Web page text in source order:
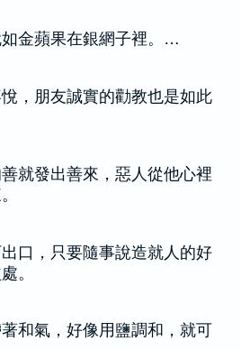
金蘋果在銀網子裡。…
，朋友誠實的勸教也是如此
就發出善來，惡人從他心裡
口，只要隨事說造就人的好
。
和氣，好像用鹽調和，就可